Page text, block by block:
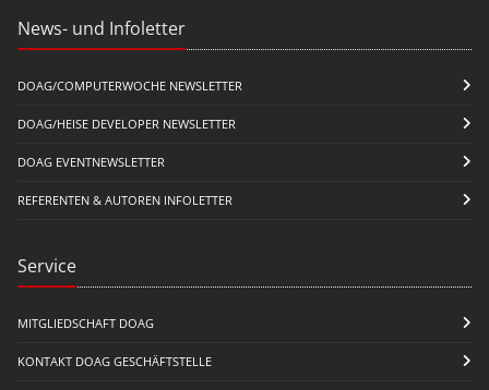
News- und Infoletter
DOAG/COMPUTERWOCHE NEWSLETTER
DOAG/HEISE DEVELOPER NEWSLETTER
DOAG EVENTNEWSLETTER
REFERENTEN & AUTOREN INFOLETTER
Service
MITGLIEDSCHAFT DOAG
KONTAKT DOAG GESCHÄFTSTELLE